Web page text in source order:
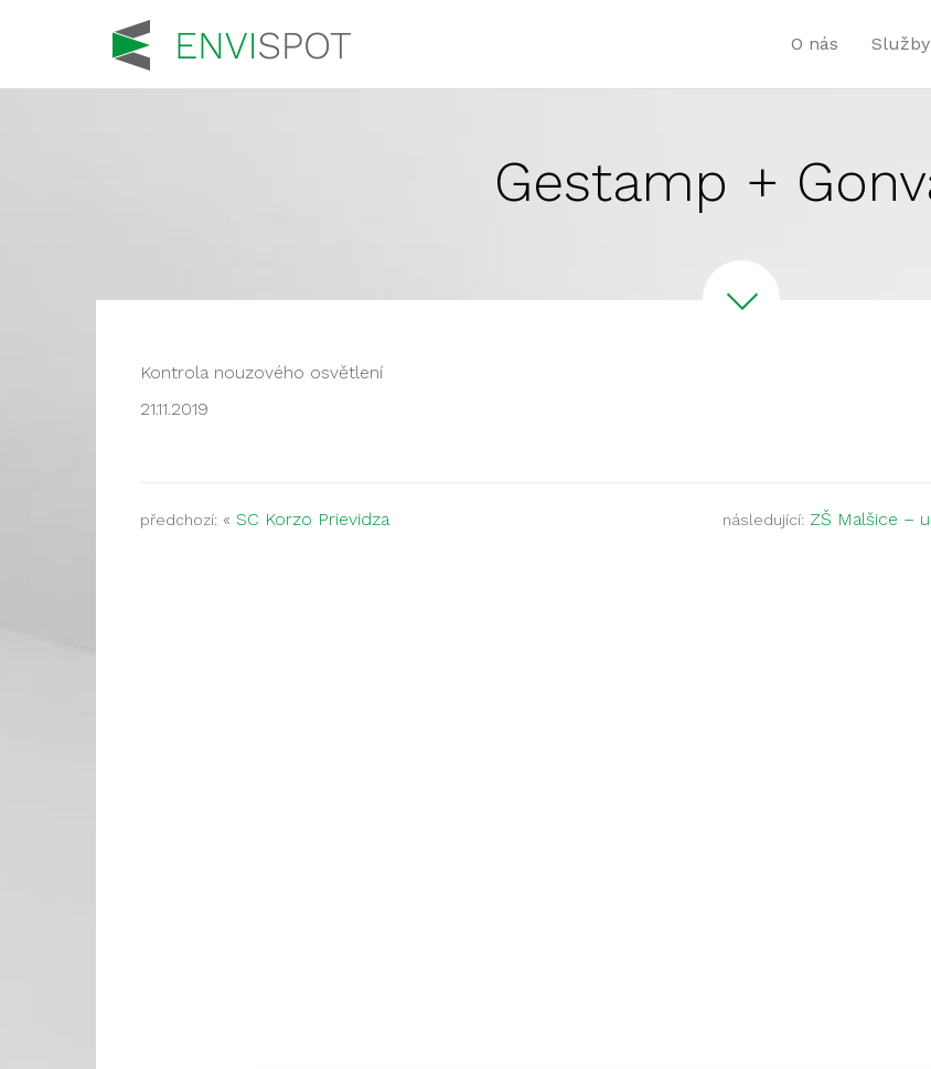
O nás Služby
Gestamp +
Kontrola nouzového osvětlení
21.11.2019
předchozí: « SC Korzo Prievidza následující: ZŠ Malšice –